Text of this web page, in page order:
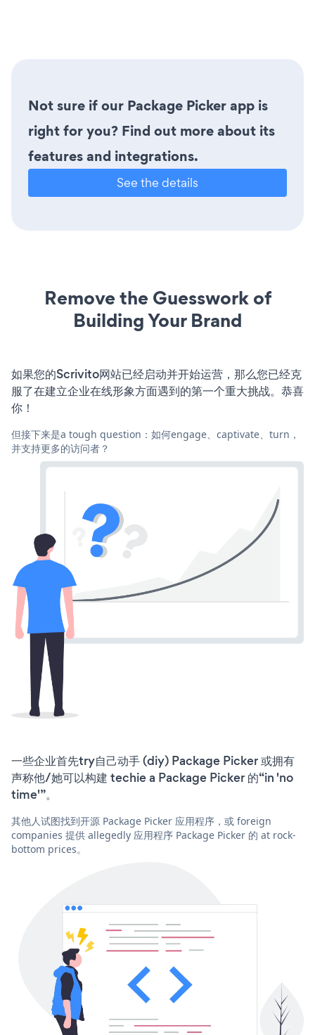
Not sure if our Package Picker app is
right for you? Find out more about its
features and integrations.
See the details
Remove the Guesswork of
Building Your Brand
如果您的Scrivito网站已经启动并开始运营，那么您已经克
服了在建立企业在线形象方面遇到的第一个重大挑战。恭喜
你！
但接下来是a tough question：如何engage、captivate、turn，
并支持更多的访问者？
一些企业首先try自己动手 (diy) Package Picker 或拥有
声称他/她可以构建 techie a Package Picker 的“in 'no
time'”。
其他人试图找到开源 Package Picker 应用程序，或 foreign
companies 提供 allegedly 应用程序 Package Picker 的 at rock-
bottom prices。